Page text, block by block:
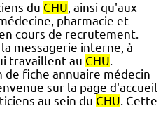
du CHU, ainsi qu'aux
pharmacie et
cours de recrutement.
la messagerie interne, à
travaillent au CHU.
fiche annuaire médecin
sur la page d'accueil
au sein du CHU. Cette